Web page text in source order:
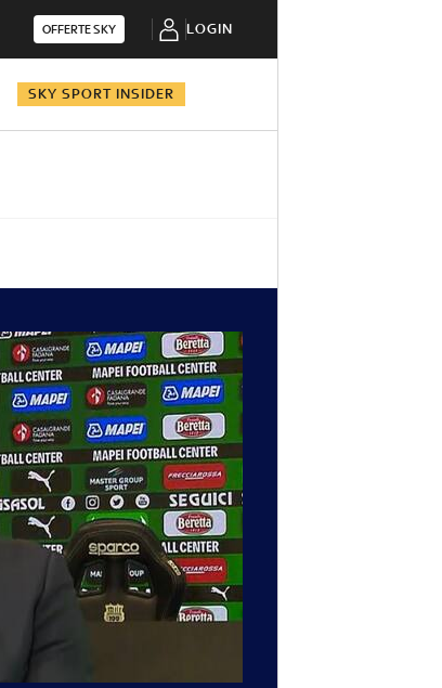
OFFERTE SKY LOGIN
SKY SPORT INSIDER